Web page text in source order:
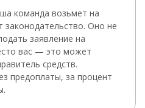
команда возьмет на
законодательство. Оно не
заявление на
вас — это может
средств.
предоплаты, за процент